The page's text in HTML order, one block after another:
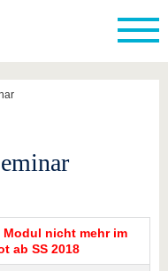
Modul nicht mehr im
ab SS 2018